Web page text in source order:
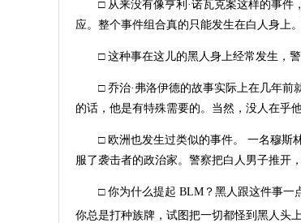
□ 从来没有像亨利·诺瓦克案这样的事
应。整个事件组合真的只能发生在白人身上
□ 这种事在这儿的黑人身上经常发生，
□ 乔治·弗洛伊德的故事实际上在几年前
的话，他是有特殊需要的。当然，没人在乎
□ 欧洲也发生过类似的事件。 一名穆斯
服了袭击者的政治家。警察把白人男子推开
□ 你为什么提起 BLM？黑人跟这件事一
你总是打种族牌，试图把一切都怪到黑人头